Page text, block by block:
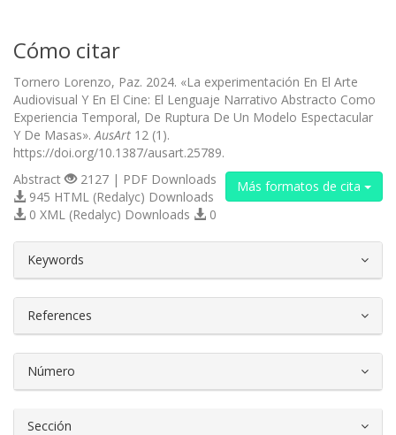
Cómo citar
Tornero Lorenzo, Paz. 2024. «La experimentación En El Arte
Audiovisual Y En El Cine: El Lenguaje Narrativo Abstracto Como
Experiencia Temporal, De Ruptura De Un Modelo Espectacular
Y De Masas».AusArt 12 (1).
https://doi.org/10.1387/ausart.25789.
Más formatos de cita
Abstract
2127 | PDF Downloads
945 HTML (Redalyc) Downloads
0 XML (Redalyc) Downloads
0
Keywords
References
Número
Sección